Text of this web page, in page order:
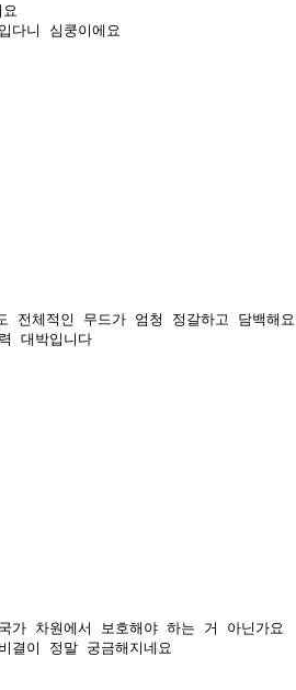
다니 심쿵이에요
전체적인 무드가 엄청 정갈하고 담백해요
대박입니다
가 차원에서 보호해야 하는 거 아닌가요
결이 정말 궁금해지네요